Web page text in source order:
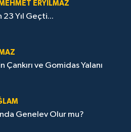
ERYILMAZ
Yıl Geçti...
Çankırı ve Gomidas Yalanı
Genelev Olur mu?